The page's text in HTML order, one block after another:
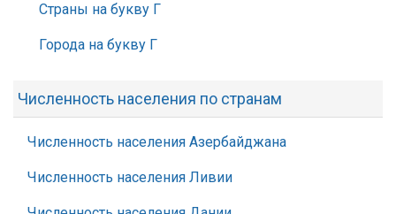
Страны на букву Г
Города на букву Г
Численность населения по странам
Численность населения Азербайджана
Численность населения Ливии